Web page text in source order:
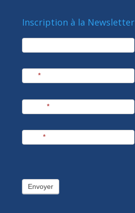
Inscription à la Newsletter
newsletter
*
*
*
Envoyer